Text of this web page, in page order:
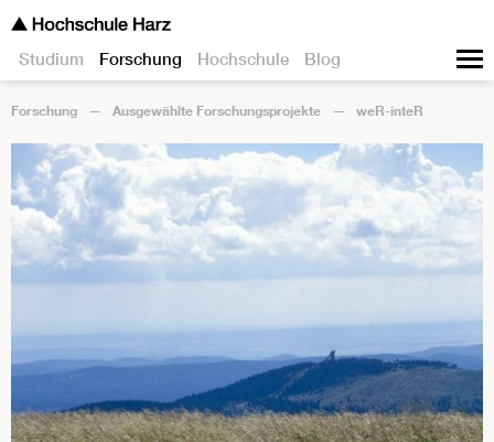
Studium Forschung Hochschule Blog
Forschung Ausgewählte Forschungsprojekte weR-inteR